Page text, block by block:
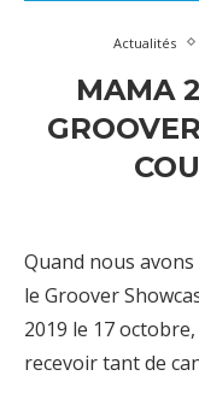
Actualités
MAMA
Quand nous
le Groover
2019 le 17
recevoir tant de